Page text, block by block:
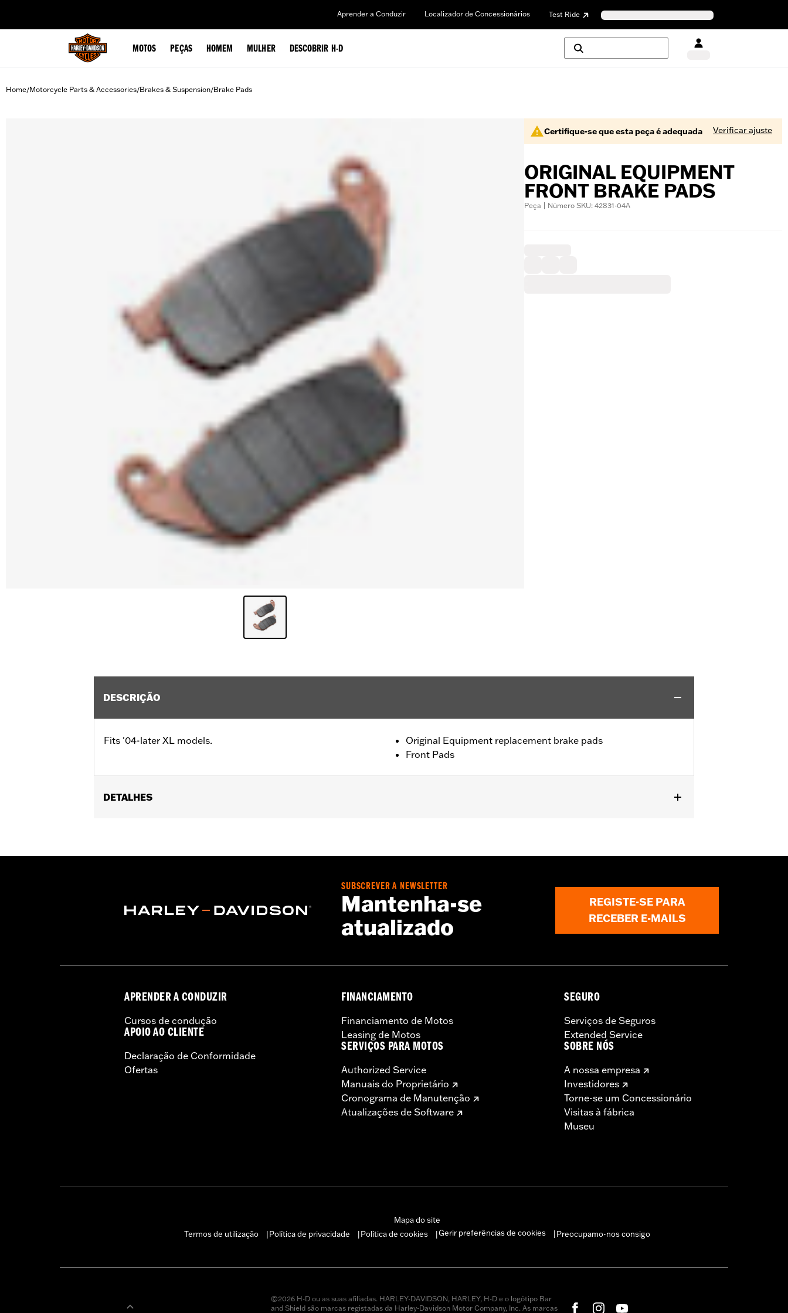
Aprender a Conduzir Localizador de Concessionários Test Ride
MOTOS PEÇAS HOMEM MULHER DESCOBRIR H-D
Home/Motorcycle Parts & Accessories/Brakes & Suspension/Brake Pads
Certifique-se que esta peça é adequada Verificar ajuste
ORIGINAL EQUIPMENT
FRONT BRAKE PADS
Peça | Número SKU: 42831-04A
DESCRIÇÃO
Fits '04-later XL models.
Original Equipment replacement brake pads
Front Pads
DETALHES
Position On Bike:Front
SUBSCREVER A NEWSLETTER
Mantenha-se
atualizado
REGISTE-SE PARA
RECEBER E-MAILS
APRENDER A CONDUZIR
Cursos de condução
APOIO AO CLIENTE
Declaração de Conformidade
Ofertas
FINANCIAMENTO
Financiamento de Motos
Leasing de Motos
SERVIÇOS PARA MOTOS
Authorized Service
Manuais do Proprietário
Cronograma de Manutenção
Atualizações de Software
SEGURO
Serviços de Seguros
Extended Service
SOBRE NÓS
A nossa empresa
Investidores
Torne-se um Concessionário
Visitas à fábrica
Museu
Mapa do site
Termos de utilização
Política de privacidade Política de cookies Gerir preferências de cookies Preocupamo-nos consigo
©2026 H-D ou as suas afiliadas. HARLEY-DAVIDSON, HARLEY, H-D e o logótipo Bar
and Shield são marcas registadas da Harley-Davidson Motor Company, Inc. As marcas